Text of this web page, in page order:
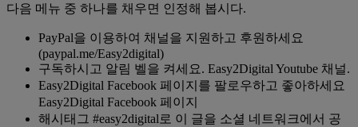
다음 메뉴 중 하나를 채우면 인정해 봅시다.
PayPal을 이용하여 채널을 지원하고 후원하세요
(paypal.me/Easy2digital)
구독하시고 알림 벨을 켜세요. Easy2Digital Youtube 채널.
Easy2Digital Facebook 페이지를 팔로우하고 좋아하세요
Easy2Digital Facebook 페이지
해시태그 #easy2digital로 이 글을 소셜 네트워크에서 공